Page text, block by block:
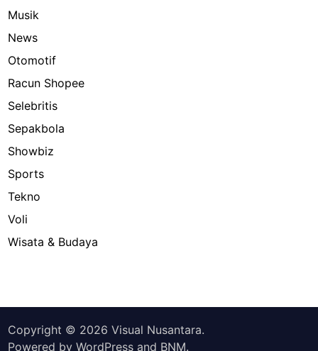
Musik
News
Otomotif
Racun Shopee
Selebritis
Sepakbola
Showbiz
Sports
Tekno
Voli
Wisata & Budaya
Copyright © 2026Visual Nusantara.
Powered byWordPress and BNM.